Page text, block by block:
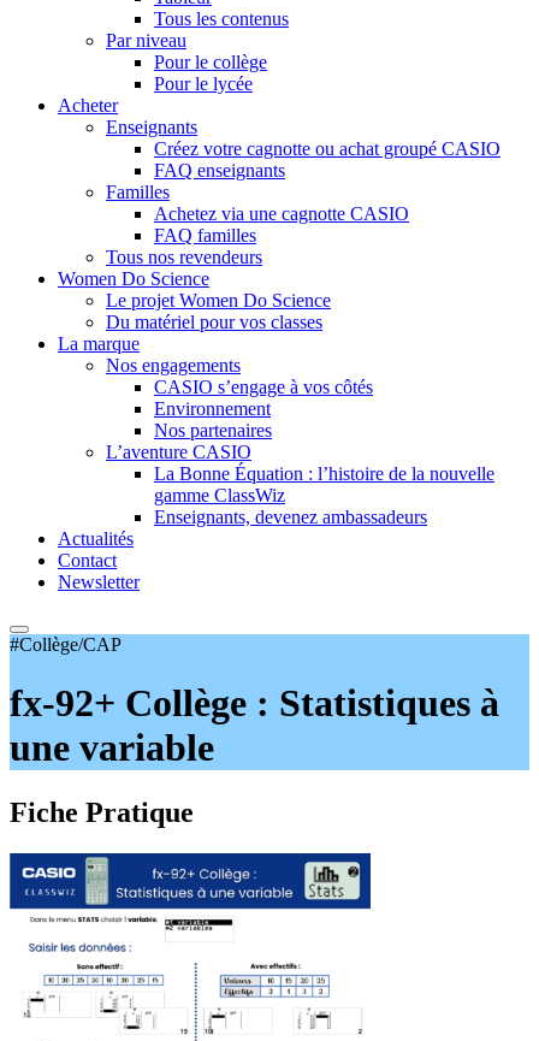
Tous les contenus
Par niveau
Pour le collège
Pour le lycée
Acheter
Enseignants
Créez votre cagnotte ou achat groupé CASIO
FAQ enseignants
Familles
Achetez via une cagnotte CASIO
FAQ familles
Tous nos revendeurs
Women Do Science
Le projet Women Do Science
Du matériel pour vos classes
La marque
Nos engagements
CASIO s’engage à vos côtés
Environnement
Nos partenaires
L’aventure CASIO
La Bonne Équation : l’histoire de la nouvelle
gamme ClassWiz
Enseignants, devenez ambassadeurs
Actualités
Contact
Newsletter
#Collège/CAP
fx-92+ Collège : Statistiques à
une variable
Fiche Pratique